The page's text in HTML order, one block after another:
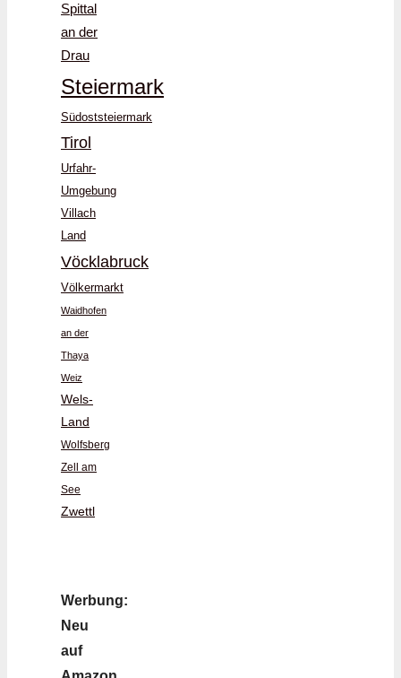
Spittal
an der
Drau
Steiermark
Südoststeiermark
Tirol
Urfahr-
Umgebung
Villach
Land
Vöcklabruck
Völkermarkt
Waidhofen
an der
Thaya
Weiz
Wels-
Land
Wolfsberg
Zell am
See
Zwettl
Werbung:
Neu
auf